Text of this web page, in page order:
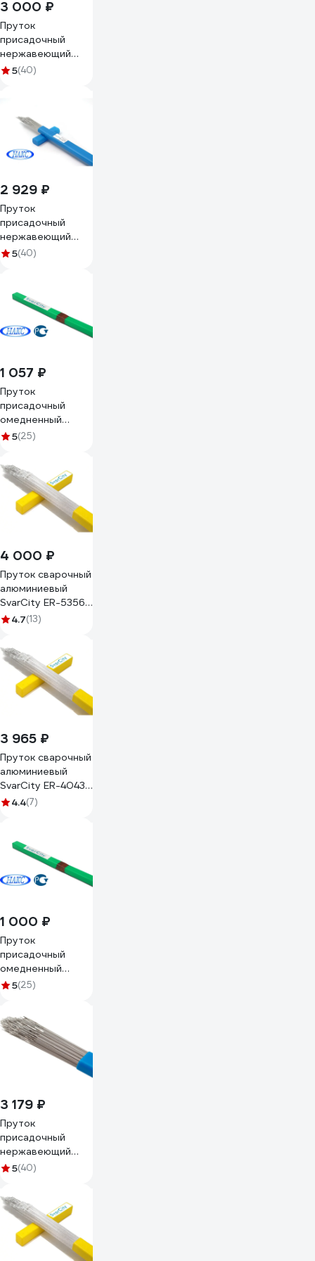
3 000 ₽
Пруток
присадочный
нержавеющий
SvarCity для
пруток/
нержавейка/ER308LSi/1,6/5кг
5(40)
2 929 ₽
Пруток
присадочный
нержавеющий
SvarCity для
TIG полуавтомат
пруток/
нержавейка/ER308LSi/3,2/5кг
5(40)
1 057 ₽
Пруток
присадочный
омедненный
SvarCity для
SG 2 (Св-08Г2С)
1,6мм 5кг / для
аргонодуговой
сварки TIG
пруток/медь/ER
5(25)
4 000 ₽
Пруток сварочный
алюминиевый
SvarCity ER-5356
AlMg5 (Св-AMr5)
5356 AlMg5-
2,4/5кг
4.7(13)
3 965 ₽
Пруток сварочный
алюминиевый
SvarCity ER-4043
AlSi5 (Св-AK5) 2.4
4.4(7)
1 000 ₽
Пруток
присадочный
омедненный
SvarCity для
70S-6 SG 2
(Св-08Г2С) 3,2мм
5кг пруток/
медь/ER 70S-
5(25)
3 179 ₽
Пруток
присадочный
нержавеющий
SvarCity для
(Св-04x19Н9)
1,0мм 5кг сварка
TIG полуавтомат
пруток/
нержавейка/ER308LSi/1/5кг
5(40)